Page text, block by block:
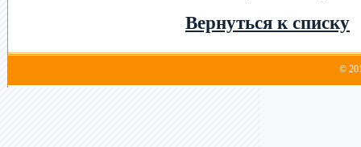
Вернуться к списку
©